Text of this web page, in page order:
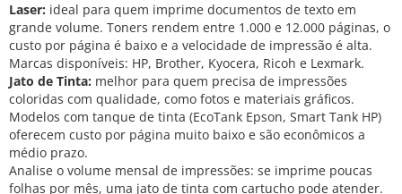
Laser: ideal para quem imprime documentos de texto em
grande volume. Toners rendem entre 1.000 e 12.000 páginas, o
custo por página é baixo e a velocidade de impressão é alta.
Marcas disponíveis: HP, Brother, Kyocera, Ricoh e Lexmark.
Jato de Tinta: melhor para quem precisa de impressões
coloridas com qualidade, como fotos e materiais gráficos.
Modelos com tanque de tinta (EcoTank Epson, Smart Tank HP)
oferecem custo por página muito baixo e são econômicos a
médio prazo.
Analise o volume mensal de impressões: se imprime poucas
folhas por mês, uma jato de tinta com cartucho pode atender.